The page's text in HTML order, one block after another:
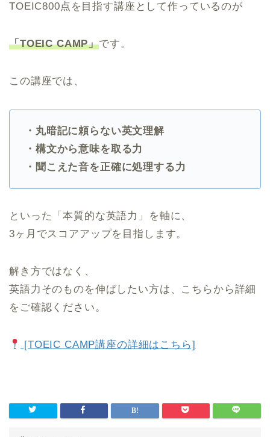
TOEIC800点を目指す講座として作っているのが
「TOEIC CAMP」です。
この講座では、
・丸暗記に頼らない英文理解
・構文から意味を取る力
・聞こえた音を正確に処理する力
といった「本質的な英語力」を軸に、
3ヶ月でスコアアップを目指します。
解き方ではなく、
英語力そのものを伸ばしたい方は、こちらから詳細
をご確認ください。
[TOEIC CAMP講座の詳細はこちら]